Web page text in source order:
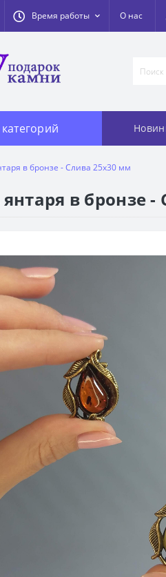
Время работы О нас
в бронзе - Слива 25х30 мм
в бронзе -